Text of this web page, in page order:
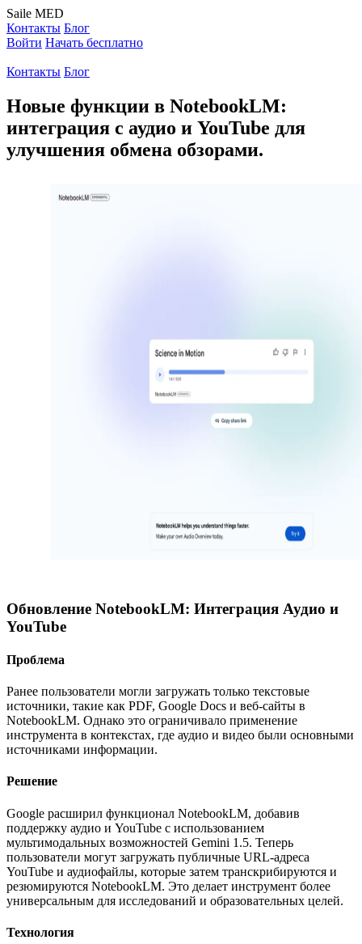
Saile MED
Контакты Блог
Войти Начать бесплатно
Контакты Блог
Новые функции в NotebookLM:
интеграция с аудио и YouTube для
улучшения обмена обзорами.
Обновление NotebookLM: Интеграция Аудио и
YouTube
Проблема
Ранее пользователи могли загружать только текстовые
источники, такие как PDF, Google Docs и веб-сайты в
NotebookLM. Однако это ограничивало применение
инструмента в контекстах, где аудио и видео были основными
источниками информации.
Решение
Google расширил функционал NotebookLM, добавив
поддержку аудио и YouTube с использованием
мультимодальных возможностей Gemini 1.5. Теперь
пользователи могут загружать публичные URL-адреса
YouTube и аудиофайлы, которые затем транскрибируются и
резюмируются NotebookLM. Это делает инструмент более
универсальным для исследований и образовательных целей.
Технология